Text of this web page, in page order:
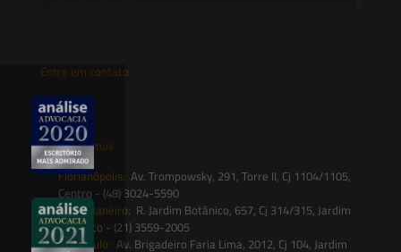
Entre em contato
contato@saesadvogados.com.br
Onde estamos
Florianópolis: Av. Trompowsky, 291, Torre II, Cj 1104/1105,
Centro - (48) 3024-5590
Rio de Janeiro: R. Jardim Botânico, 657, Cj 314/315, Jardim
Botânico - (21) 3559-2005
São Paulo: Av. Brigadeiro Faria Lima, 2012, Cj 104, Jardim